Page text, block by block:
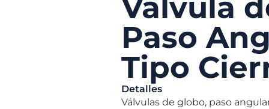
Válvula
Paso
Tipo
Detalles
Válvulas de globo, paso